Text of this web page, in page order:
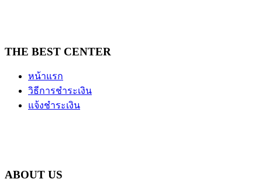
THE BEST CENTER
หน้าแรก
วิธีการชำระเงิน
แจ้งชำระเงิน
ABOUT US